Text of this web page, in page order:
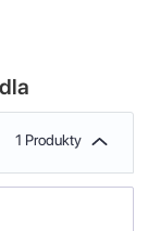
1 Produkty